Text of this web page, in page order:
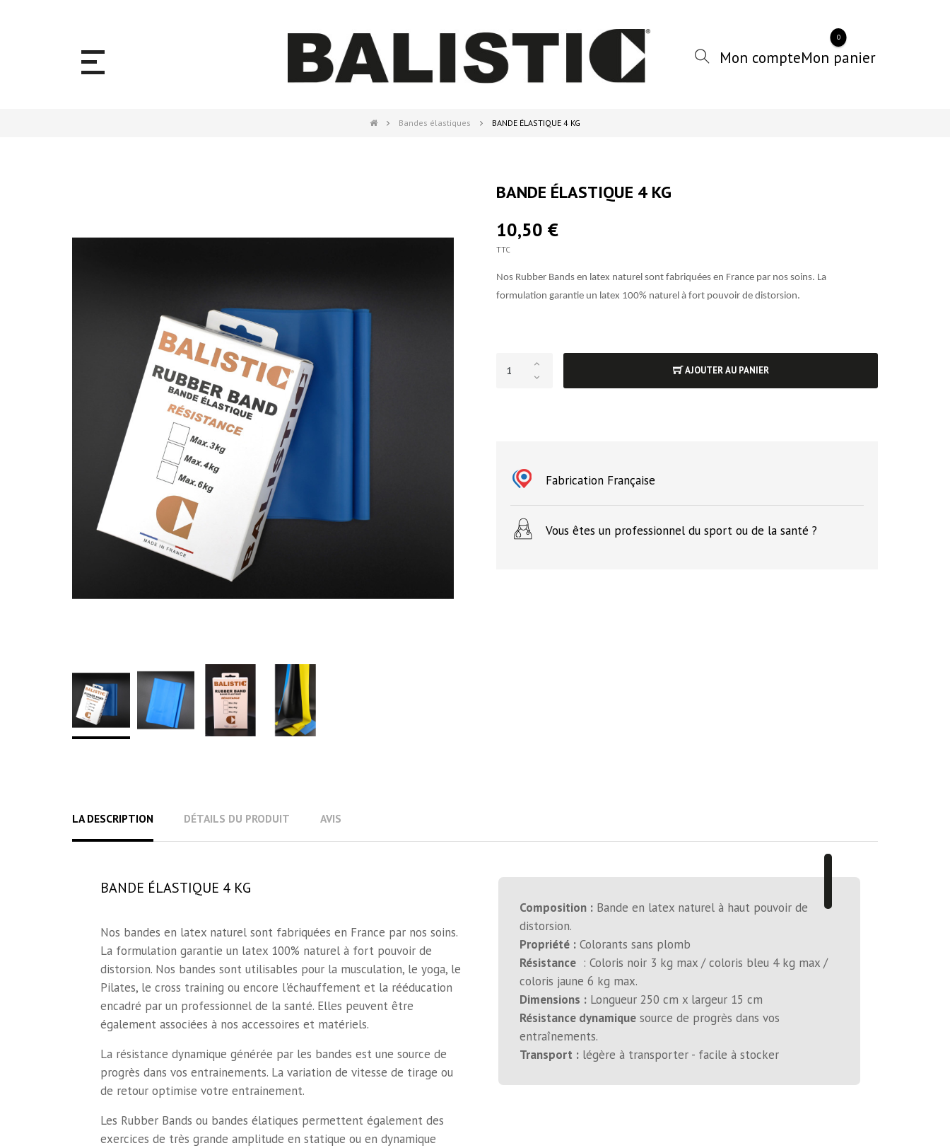
0
Bandes élastiques BANDE ÉLASTIQUE 4 KG
BANDE ÉLASTIQUE 4 KG
10,50 €
TTC
Nos Rubber Bands en latex naturel sont fabriquées en France par nos soins. La
formulation garantie un latex 100% naturel à fort pouvoir de distorsion.
AJOUTER AU PANIER
Fabrication Française
Vous êtes un professionnel du sport ou de la santé ?
LA DESCRIPTION DÉTAILS DU PRODUIT AVIS
BANDE ÉLASTIQUE 4 KG
Nos bandes en latex naturel sont fabriquées en France par nos soins.
La formulation garantie un latex 100% naturel à fort pouvoir de
distorsion. Nos bandes sont utilisables pour la musculation, le yoga, le
Pilates, le cross training ou encore l'échauffement et la rééducation
encadré par un professionnel de la santé. Elles peuvent être
également associées à nos accessoires et matériels.
La résistance dynamique générée par les bandes est une source de
progrès dans vos entrainements. La variation de vitesse de tirage ou
de retour optimise votre entrainement.
Les Rubber Bands ou bandes élatiques permettent également des
exercices de très grande amplitude en statique ou en dynamique
Composition :Bande en latex naturel à haut pouvoir de
distorsion.
Propriété :Colorants sans plomb
Résistance: Coloris noir 3 kg max / coloris bleu 4 kg max /
coloris jaune 6 kg max.
Dimensions :Longueur 250 cm x largeur 15 cm
Résistance dynamiquesource de progrès dans vos
entraînements.
Transport :légère à transporter - facile à stocker